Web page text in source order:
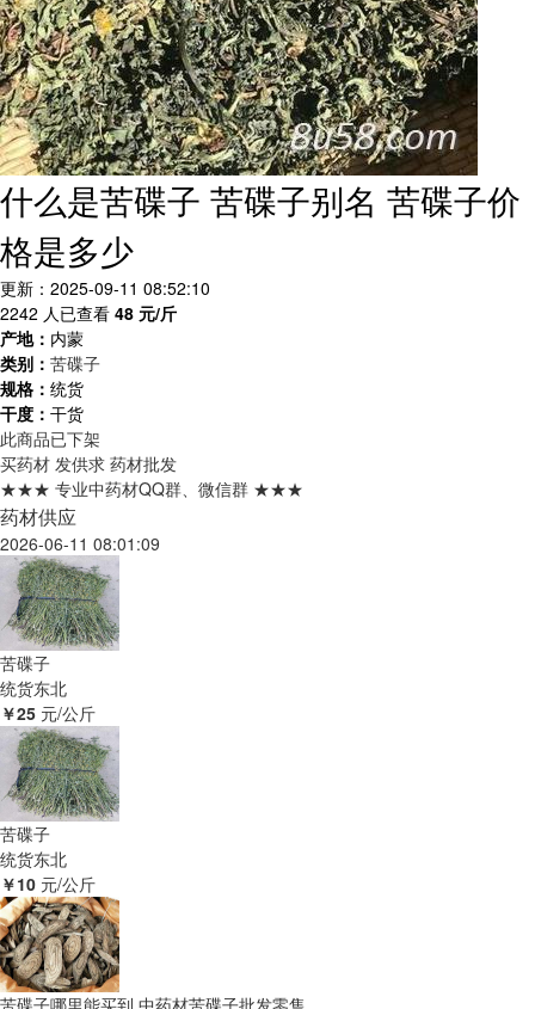
什么是苦碟子 苦碟子别名 苦碟子价
格是多少
更新：2025-09-11 08:52:10
2242 人已查看 48 元/斤
产地： 内蒙
类别： 苦碟子
规格： 统货
干度： 干货
此商品已下架
买药材 发供求 药材批发
★★★ 专业中药材QQ群、微信群 ★★★
药材供应
2026-06-11 08:01:09
苦碟子
统货东北
￥25 元/公斤
苦碟子
统货东北
￥10 元/公斤
苦碟子哪里能买到 中药材苦碟子批发零售